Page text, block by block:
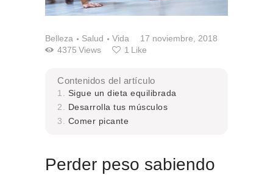
Belleza Salud Vida
17 noviembre, 2018
4375 Views 1 Like
Contenidos del artículo
Sigue un dieta equilibrada
Desarrolla tus músculos
Comer picante
Perder peso sabiendo